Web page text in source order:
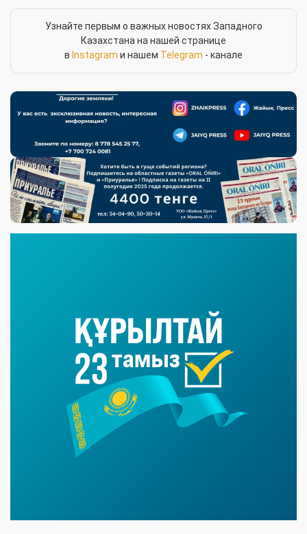
Узнайте первым о важных новостях Западного
Казахстана на нашей странице
в Instagram и нашем Telegram - канале